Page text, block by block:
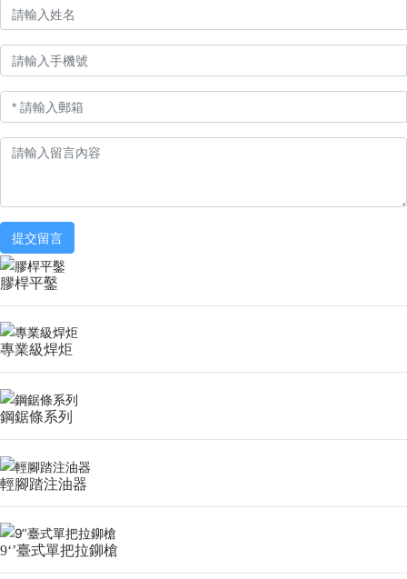
提交留言
膠桿平鑿
專業級焊炬
鋼鋸條系列
輕腳踏注油器
9‘’臺式單把拉鉚槍